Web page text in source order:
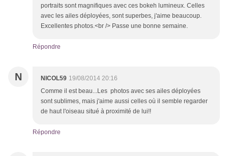
portraits sont magnifiques avec ces bokeh lumineux. Celles
avec les ailes déployées, sont superbes, j'aime beaucoup.
Excellentes photos.<br /> Passe une bonne semaine.
Répondre
N NICOL59 19/08/2014 20:16
Comme il est beau...Les photos avec ses ailes déployées
sont sublimes, mais j'aime aussi celles où il semble regarder
de haut l'oiseau situé à proximité de lui!!
Répondre